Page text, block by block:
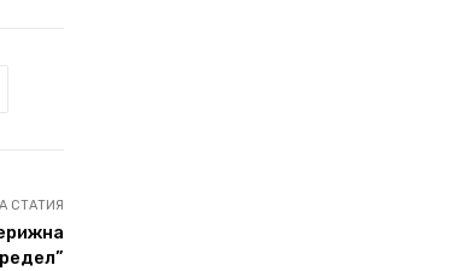
СТАТИЯ